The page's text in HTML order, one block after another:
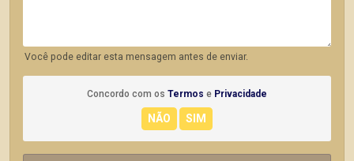
Você pode editar esta mensagem antes de enviar.
Concordo com os Termos e Privacidade